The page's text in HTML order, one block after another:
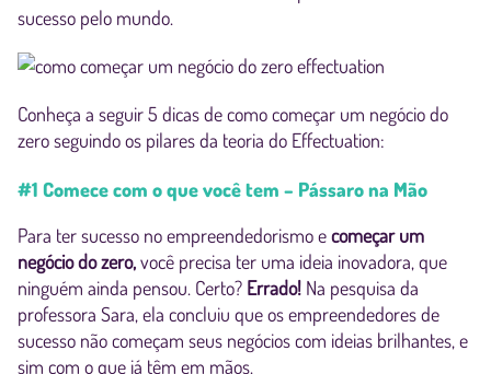
sucesso pelo mundo.
Conheça a seguir 5 dicas de como começar um negócio do
zero seguindo os pilares da teoria do Effectuation:
#1 Comece com o que você tem – Pássaro na Mão
Para ter sucesso no empreendedorismo ecomeçar um
negócio do zero,você precisa ter uma ideia inovadora, que
ninguém ainda pensou. Certo? Errado! Na pesquisa da
professora Sara, ela concluiu que os empreendedores de
sucesso não começam seus negócios com ideias brilhantes, e
sim com o que já têm em mãos.